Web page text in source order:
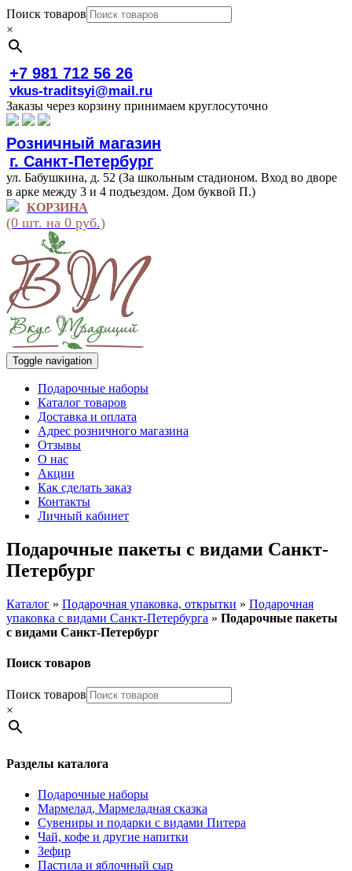
Поиск товаров
×
+7 981 712 56 26
vkus-traditsyi@mail.ru
Заказы через корзину принимаем круглосуточно
Розничный магазин
г. Санкт-Петербург
ул. Бабушкина, д. 52 (За школьным стадионом. Вход во дворе
в арке между 3 и 4 подъездом. Дом буквой П.)
КОРЗИНА
(0 шт. на 0 руб.)
Toggle navigation
Подарочные наборы
Каталог товаров
Доставка и оплата
Адрес розничного магазина
Отзывы
О нас
Акции
Как сделать заказ
Контакты
Личный кабинет
Подарочные пакеты с видами Санкт-
Петербург
Каталог » Подарочная упаковка, открытки » Подарочная
упаковка с видами Санкт-Петербурга » Подарочные пакеты
с видами Санкт-Петербург
Поиск товаров
Поиск товаров
×
Разделы каталога
Подарочные наборы
Мармелад, Мармеладная сказка
Сувениры и подарки с видами Питера
Чай, кофе и другие напитки
Зефир
Пастила и яблочный сыр